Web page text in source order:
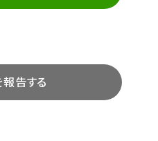
告する